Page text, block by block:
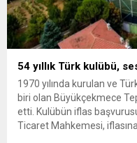
54 yıllık Türk kulübü,
1970 yılında kurulan ve
biri olan Büyükçekmece
etti. Kulübün iflas
Ticaret Mahkemesi, iflasına